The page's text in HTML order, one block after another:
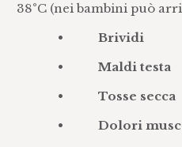
38°C (nei bambini può
•Brividi
•Maldi testa
•
Tosse secca
•
Dolori